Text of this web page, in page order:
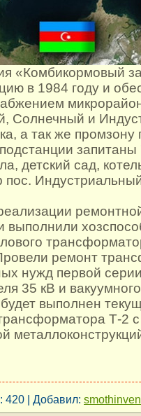
«Комбикормовый
в 1984 году и
Солнечный и
а так же
детский сад,
пос.
выполнили
ремонт
нужд первой
35 кВ и
выполнен
Т-2
420 Добавил: